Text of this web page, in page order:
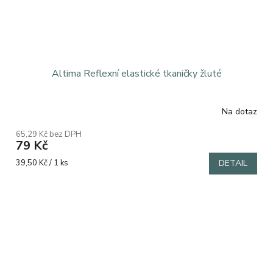
Altima Reflexní elastické tkaničky žluté
produktu
je
5,0
Na dotaz
65,29 Kč bez DPH
79 Kč
Měrná
39,50 Kč / 1 ks DETAIL